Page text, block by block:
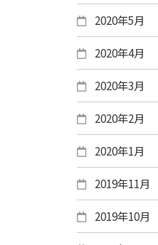
2020年5月
2020年4月
2020年3月
2020年2月
2020年1月
2019年11月
2019年10月